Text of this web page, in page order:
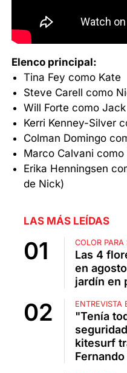
Elenco principal:
Tina Fey como Kate
Steve Carell como
Will Forte como Jack
Kerri Kenney-Silver
Colman Domingo
Marco Calvani como
Erika Henningsen
de Nick)
LAS MÁS LEÍDAS
COLOR PARA
Las 4
en
jardín en
ENTREVISTA
"Tenía
kitesurf